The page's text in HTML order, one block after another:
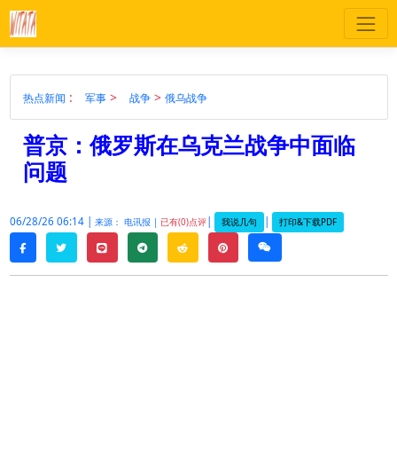
热点新闻 : 军事> 战争 > 俄乌战争
普京：俄罗斯在乌克兰战争中面临
问题
06/28/26 06:14 | 来源： 电讯报 | 已有(0)点评| 我说几句 | 打印&下载PDF
facebooktwitterline telegramreddit pinterestweixin